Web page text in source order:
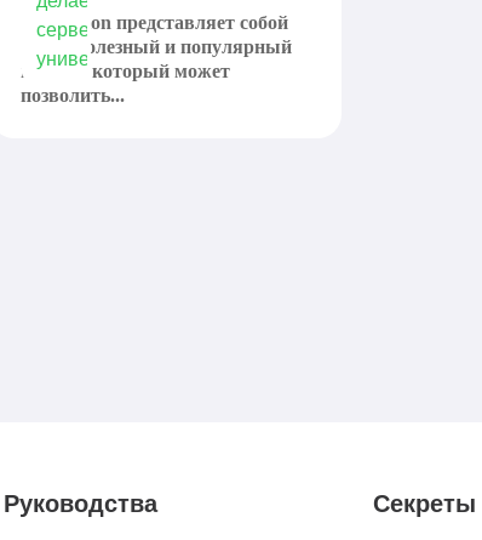
ViaVersion представляет собой
очень полезный и популярный
плагин, который может
позволить...
Руководства Секреты